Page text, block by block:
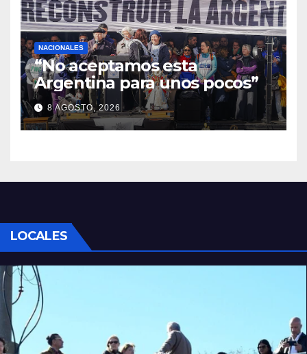
NACIONALES
“No aceptamos esta
Argentina para unos pocos”
8 AGOSTO, 2026
LOCALES